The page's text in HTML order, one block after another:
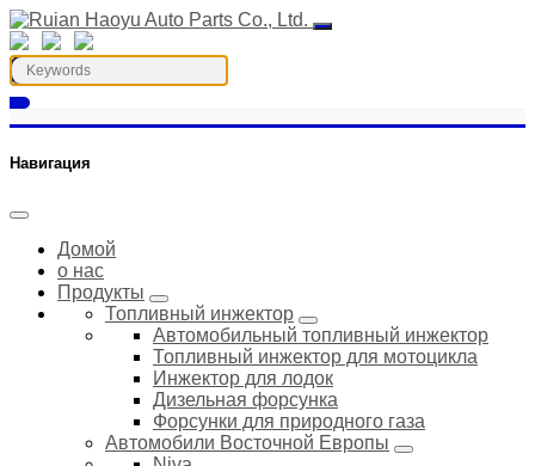
Навигация
Домой
о нас
Продукты
Топливный инжектор
Автомобильный топливный инжектор
Топливный инжектор для мотоцикла
Инжектор для лодок
Дизельная форсунка
Форсунки для природного газа
Автомобили Восточной Европы